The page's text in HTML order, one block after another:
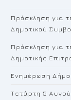
Πρόσκληση για
Δημοτικού
Πρόσκληση για
Δημοτικής
Ενημέρωση
Τετάρτη 5